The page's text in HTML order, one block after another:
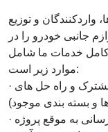
واردکنندگان و توزیع
جانبی خودرو را در
کامل خدمات ما شامل
موارد زیر است:
· توسعه مشترک و راه حل های OEM/ODM حرفه ای (مواد
و بسته بندی موجود)
به موقع پروژه